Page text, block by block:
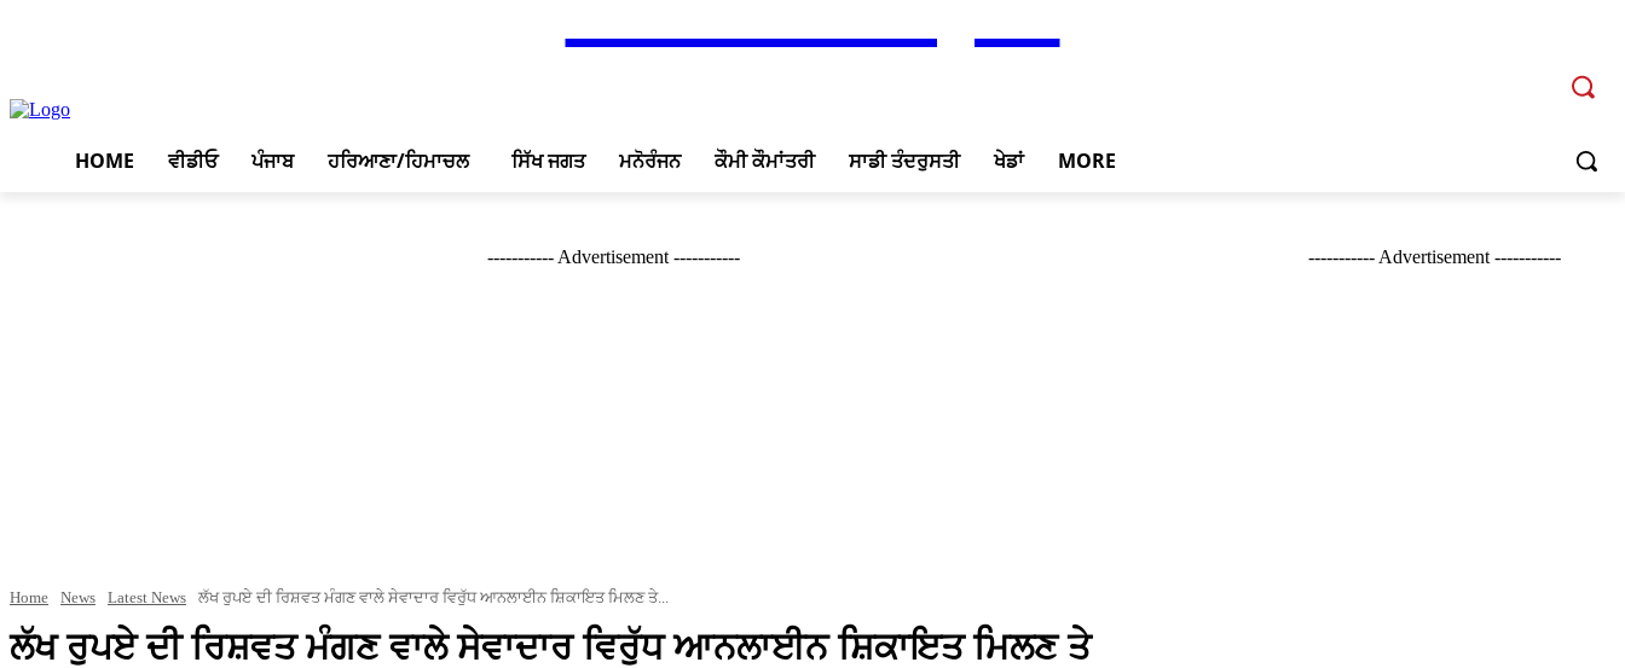
HOME ਵੀਡੀਓ ਪੰਜਾਬ ਹਰਿਆਣਾ/ਹਿਮਾਚਲ ਸਿੱਖ ਜਗਤ ਮਨੋਰੰਜਨ ਕੌਮੀ ਕੌਮਾਂਤਰੀ ਸਾਡੀ ਤੰਦਰੁਸਤੀ ਖੇਡਾਂ MORE
----------- Advertisement -----------
Home News Latest News ਲੱਖ ਰੁਪਏ ਦੀ ਰਿਸ਼ਵਤ ਮੰਗਣ ਵਾਲੇ ਸੇਵਾਦਾਰ ਵਿਰੁੱਧ ਆਨਲਾਈਨ ਸ਼ਿਕਾਇਤ ਮਿਲਣ ਤੇ...
ਲੱਖ ਰੁਪਏ ਦੀ ਰਿਸ਼ਵਤ ਮੰਗਣ ਵਾਲੇ ਸੇਵਾਦਾਰ ਵਿਰੁੱਧ ਆਨਲਾਈਨ ਸ਼ਿਕਾਇਤ ਮਿਲਣ ਤੇ
----------- Advertisement -----------